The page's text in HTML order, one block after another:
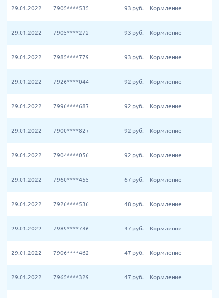
29.01.2022 7905****535 93 руб. Кормление
29.01.2022 7905****272 93 руб. Кормление
29.01.2022 7985****779 93 руб. Кормление
29.01.2022 7926****044 92 руб. Кормление
29.01.2022 7996****687 92 руб. Кормление
29.01.2022 7900****827 92 руб. Кормление
29.01.2022 7904****056 92 руб. Кормление
29.01.2022 7960****455 67 руб. Кормление
29.01.2022 7926****536 48 руб. Кормление
29.01.2022 7989****736 47 руб. Кормление
29.01.2022 7906****462 47 руб. Кормление
29.01.2022 7965****329 47 руб. Кормление